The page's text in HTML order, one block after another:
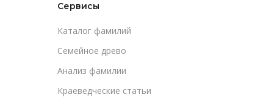
Сервисы
Каталог фамилий
Cемейное древо
Анализ фамилии
Краеведческие статьи